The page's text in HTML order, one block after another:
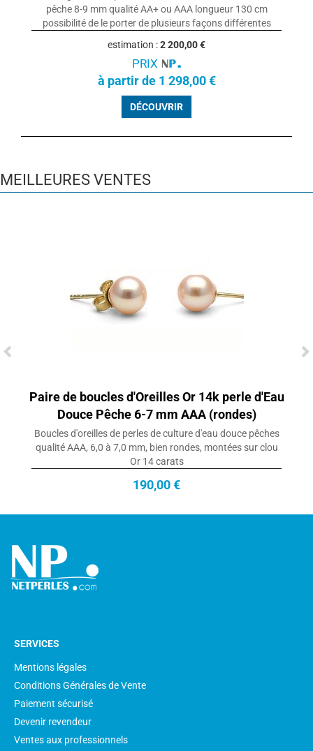
pêche 8-9 mm qualité AA+ ou AAA longueur 130 cm
possibilité de le porter de plusieurs façons différentes
estimation :2 200,00 €
PRIX
à partir de 1 298,00 €
DÉCOUVRIR
MEILLEURES VENTES
Paire de boucles d'Oreilles Or 14k perle d'Eau
Douce Pêche 6-7 mm AAA (rondes)
Boucles d'oreilles de perles de culture d'eau douce pêches
qualité AAA, 6,0 à 7,0 mm, bien rondes, montées sur clou
Or 14 carats
190,00 €
SERVICES
Mentions légales
Conditions Générales de Vente
Paiement sécurisé
Devenir revendeur
Ventes aux professionnels